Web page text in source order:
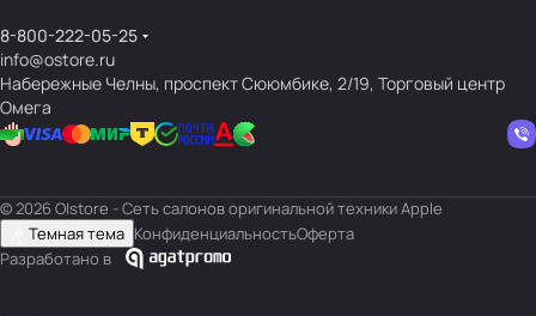
8-800-222-05-25
info@ostore.ru
Набережные Челны, проспект Сююмбике, 2/19, Торговый центр
Омега
© 2026 O|store - Сеть салонов оригинальной техники Apple
Темная тема КонфиденциальностьОферта
Разработано в